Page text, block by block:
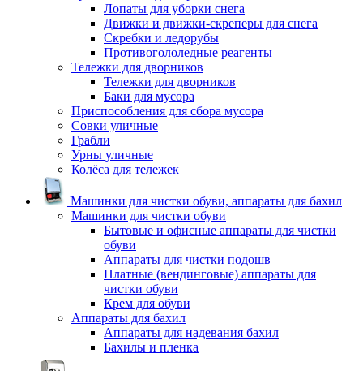
Лопаты для уборки снега
Движки и движки-скреперы для снега
Скребки и ледорубы
Противогололедные реагенты
Тележки для дворников
Тележки для дворников
Баки для мусора
Приспособления для сбора мусора
Совки уличные
Грабли
Урны уличные
Колёса для тележек
Машинки для чистки обуви, аппараты для бахил
Машинки для чистки обуви
Бытовые и офисные аппараты для чистки
обуви
Аппараты для чистки подошв
Платные (вендинговые) аппараты для
чистки обуви
Крем для обуви
Аппараты для бахил
Аппараты для надевания бахил
Бахилы и пленка